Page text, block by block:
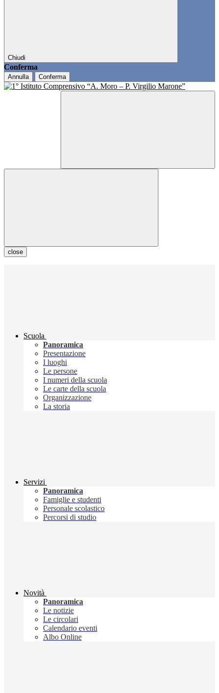
Chiudi
Conferma
Annulla Conferma
close
Scuola
Panoramica
Presentazione
I luoghi
Le persone
I numeri della scuola
Le carte della scuola
Organizzazione
La storia
Servizi
Panoramica
Famiglie e studenti
Personale scolastico
Percorsi di studio
Novità
Panoramica
Le notizie
Le circolari
Calendario eventi
Albo Online